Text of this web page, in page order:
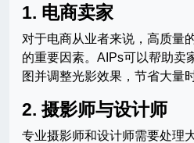
1. 电商卖家
对于电商从业者来说，高质量
的重要因素。AIPs可以帮助卖
图并调整光影效果，节省大量
2. 摄影师与设计师
专业摄影师和设计师需要处理